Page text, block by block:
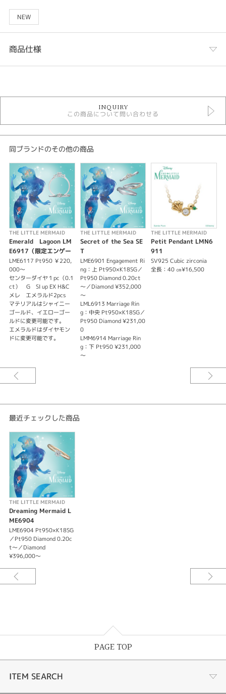
NEW
商品仕様
婚約指輪キュート
リトルマーメイド婚約指輪
紹介文
波打つ水面のきらめき。
夜の月明かりが水面にキラキラと映る様子をイメージ。
人間に憧れ、地上の暮らしを夢見るシーンを表現したロマンティックなデザ
インです。
ミルククラウン型の石座はアリエルが海に潜る瞬間の水しぶきをイメージし
ています。
※価格は全て税込です
INQUIRY
この商品について問い合わせる
同ブランドのその他の商品
THE LITTLE MERMAID
Emerald Lagoon LM
E6917（限定エンゲー
ジリング）
LME6117 Pt950 ￥220,
000～
センターダイヤ１pc（0.1
ct） G SI up EX H&C
メレ エメラルド2pcs
マテリアルはシャイニー
ゴールド、イエローゴー
ルドに変更可能です。
エメラルドはダイヤモン
ドに変更可能です。
THE LITTLE MERMAID
Secret of the Sea SE
T
LME6901 Engagement Ri
ng：上 Pt950×K18SG／
Pt950 Diamond 0.20ct
～／Diamond ¥352,000
～
LML6913 Marriage Rin
g：中央 Pt950×K18SG／
Pt950 Diamond ¥231,00
0
LMM6914 Marriage Rin
g：下 Pt950 ¥231,000
～
THE LITTLE MERMAID
Petit Pendant LMN6
911
SV925 Cubic zirconia
全長：40 ㎝¥16,500
最近チェックした商品
THE LITTLE MERMAID
Dreaming Mermaid L
ME6904
LME6904 Pt950×K18SG
／Pt950 Diamond 0.20c
t～／Diamond
¥396,000～
PAGE TOP
ITEM SEARCH